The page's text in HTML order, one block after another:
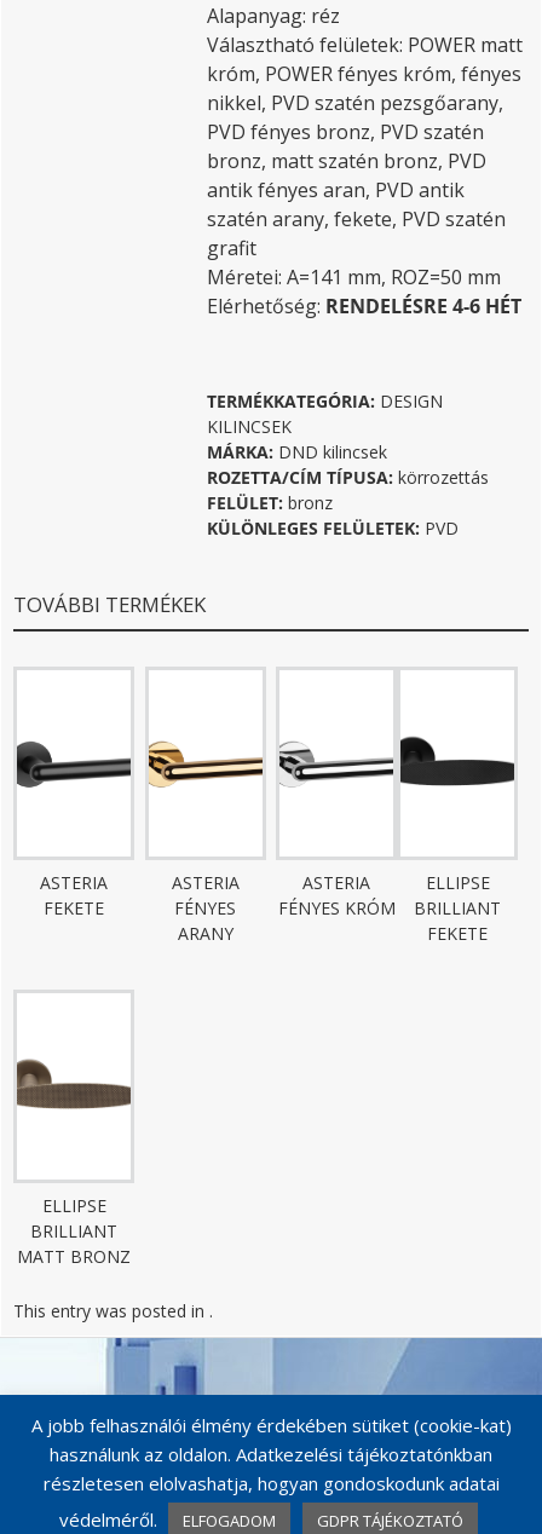
Alapanyag: réz
Választható felületek: POWER matt
króm, POWER fényes króm, fényes
nikkel, PVD szatén pezsgőarany,
PVD fényes bronz, PVD szatén
bronz, matt szatén bronz, PVD
antik fényes aran, PVD antik
szatén arany, fekete, PVD szatén
grafit
Méretei: A=141 mm, ROZ=50 mm
Elérhetőség: RENDELÉSRE 4-6 HÉT
TERMÉKKATEGÓRIA: DESIGN
KILINCSEK
MÁRKA: DND kilincsek
ROZETTA/CÍM TÍPUSA: körrozettás
FELÜLET: bronz
KÜLÖNLEGES FELÜLETEK: PVD
TOVÁBBI TERMÉKEK
ASTERIA
FEKETE
ASTERIA
FÉNYES
ARANY
ASTERIA
FÉNYES KRÓM
ELLIPSE
BRILLIANT
FEKETE
ELLIPSE
BRILLIANT
MATT BRONZ
This entry was posted in .
Post
navigation
A jobb felhasználói élmény érdekében sütiket (cookie-kat)
használunk az oldalon. Adatkezelési tájékoztatónkban
részletesen elolvashatja, hogyan gondoskodunk adatai
védelméről.
ELFOGADOM GDPR TÁJÉKOZTATÓ